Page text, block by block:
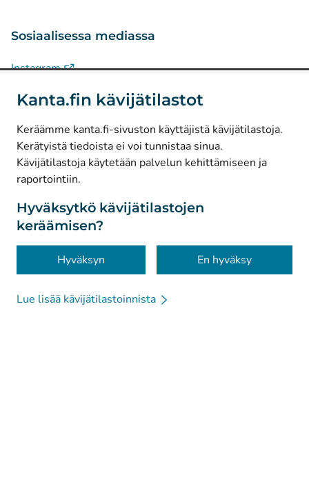
Kanta.fin kävijätilastot
Keräämme kanta.fi-sivuston käyttäjistä kävijätilastoja.
Kerätyistä tiedoista ei voi tunnistaa sinua.
Kävijätilastoja käytetään palvelun kehittämiseen ja
raportointiin.
Hyväksytkö kävijätilastojen
keräämisen?
Hyväksyn En hyväksy
Lue lisää kävijätilastoinnista
Sosiaalisessa mediassa
Instagram(Avautuu uuteen välilehteen)
Facebook(Avautuu uuteen välilehteen)
© Kanta-Palvelut, Kansaneläkelaitos
Tietosuoja
Tietoa sivustosta
Saavutettavuus
Evästeet